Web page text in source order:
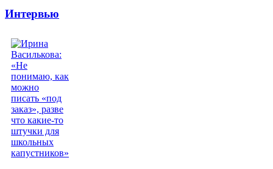
Интервью